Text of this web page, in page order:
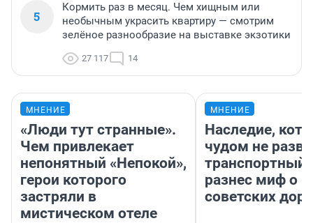
5
Кормить раз в месяц. Чем хищным или
необычным украсить квартиру — смотрим
зелёное разнообразие на выставке экзотики
27 117 14
МНЕНИЕ
«Люди тут странные».
Чем привлекает
непонятный «Непокой»,
герои которого
застряли в
мистическом отеле
МНЕНИЕ
Наследие,
чудом не
транспортный
разнес миф о
советских